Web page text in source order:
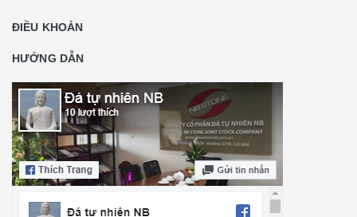
ĐIỀU KHOẢN
HƯỚNG DẪN